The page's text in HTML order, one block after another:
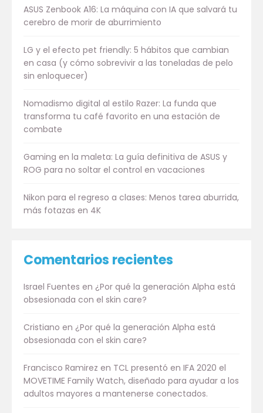
ASUS Zenbook A16: La máquina con IA que salvará tu
cerebro de morir de aburrimiento
LG y el efecto pet friendly: 5 hábitos que cambian
en casa (y cómo sobrevivir a las toneladas de pelo
sin enloquecer)
Nomadismo digital al estilo Razer: La funda que
transforma tu café favorito en una estación de
combate
Gaming en la maleta: La guía definitiva de ASUS y
ROG para no soltar el control en vacaciones
Nikon para el regreso a clases: Menos tarea aburrida,
más fotazas en 4K
Comentarios recientes
Israel Fuentes en ¿Por qué la generación Alpha está
obsesionada con el skin care?
Cristiano en ¿Por qué la generación Alpha está
obsesionada con el skin care?
Francisco Ramirez en TCL presentó en IFA 2020 el
MOVETIME Family Watch, diseñado para ayudar a los
adultos mayores a mantenerse conectados.